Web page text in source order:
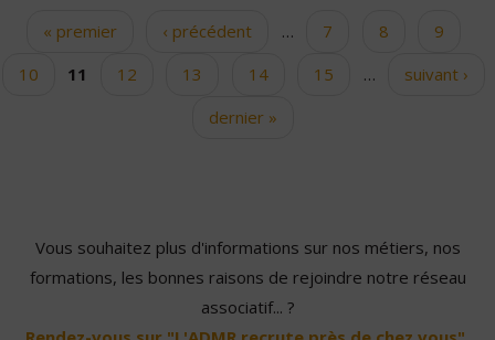
Pages« premier ‹ précédent … 7 8
9
10
11 12 13 14 15 …
suivant ›
dernier »
Vous souhaitez plus d'informations sur nos métiers, nos
formations, les bonnes raisons de rejoindre notre réseau
associatif... ?